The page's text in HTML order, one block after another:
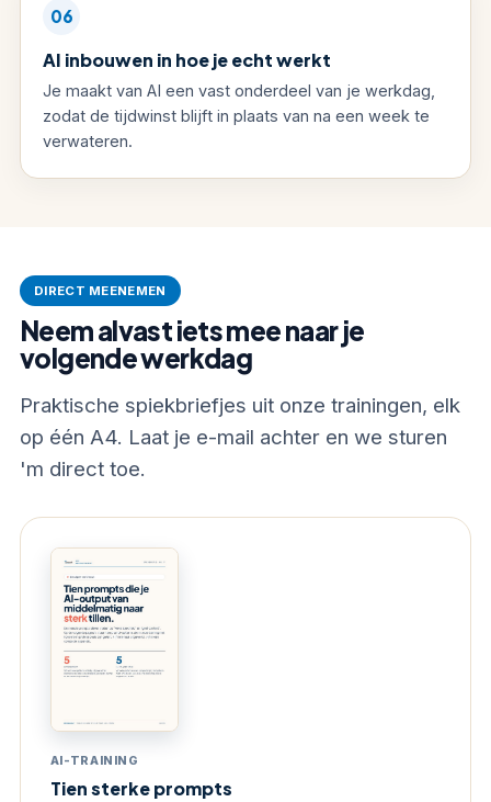
06
AI inbouwen in hoe je echt werkt
Je maakt van AI een vast onderdeel van je werkdag,
zodat de tijdwinst blijft in plaats van na een week te
verwateren.
DIRECT MEENEMEN
Neem alvast iets mee naar je
volgende werkdag
Praktische spiekbriefjes uit onze trainingen, elk
op één A4. Laat je e-mail achter en we sturen
'm direct toe.
AI-TRAINING
Tien sterke prompts